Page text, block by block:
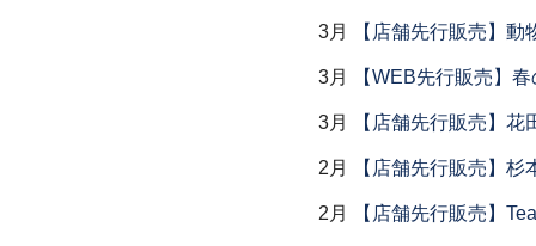
3月 【店舗先行販売】動
3月 【WEB先行販売】
3月 【店舗先行販売】
2月 【店舗先行販売】
2月 【店舗先行販売】